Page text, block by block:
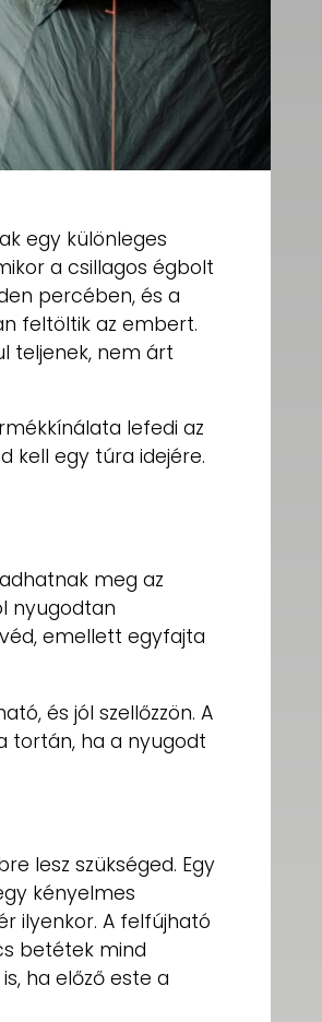
egy különleges
a csillagos égbolt
percében, és a
feltöltik az embert.
teljenek, nem árt
lefedi az
kell egy túra idejére.
meg az
nyugodtan
emellett egyfajta
és jól szellőzzön. A
tortán, ha a nyugodt
lesz szükséged. Egy
kényelmes
ilyenkor. A felfújható
betétek mind
ha előző este a